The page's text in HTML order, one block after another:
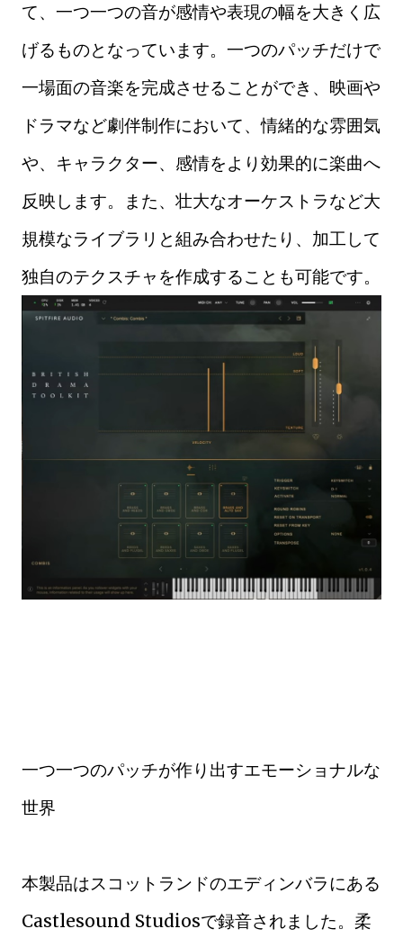
て、一つ一つの音が感情や表現の幅を大きく広
げるものとなっています。一つのパッチだけで
一場面の音楽を完成させることができ、映画や
ドラマなど劇伴制作において、情緒的な雰囲気
や、キャラクター、感情をより効果的に楽曲へ
反映します。また、壮大なオーケストラなど大
規模なライブラリと組み合わせたり、加工して
独自のテクスチャを作成することも可能です。
一つ一つのパッチが作り出すエモーショナルな
世界
本製品はスコットランドのエディンバラにある
Castlesound Studiosで録音されました。柔